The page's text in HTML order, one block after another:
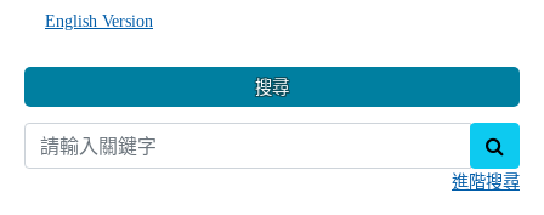
English Version
搜尋
進階搜尋